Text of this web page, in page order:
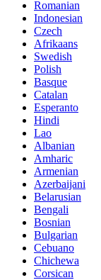
Romanian
Indonesian
Czech
Afrikaans
Swedish
Polish
Basque
Catalan
Esperanto
Hindi
Lao
Albanian
Amharic
Armenian
Azerbaijani
Belarusian
Bengali
Bosnian
Bulgarian
Cebuano
Chichewa
Corsican